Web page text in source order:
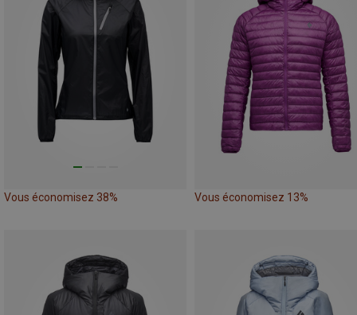
Vous économisez 38% Vous économisez 13%